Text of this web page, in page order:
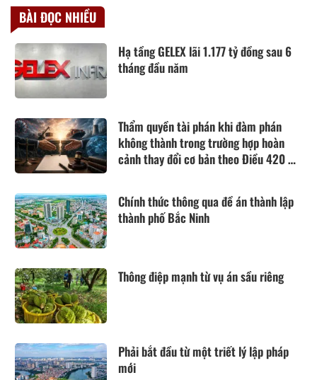
BÀI ĐỌC NHIỀU
Hạ tầng GELEX lãi 1.177 tỷ đồng sau 6
tháng đầu năm
Thẩm quyền tài phán khi đàm phán
không thành trong trường hợp hoàn
cảnh thay đổi cơ bản theo Điều 420 Bộ
Chính thức thông qua đề án thành lập
thành phố Bắc Ninh
Thông điệp mạnh từ vụ án sầu riêng
Phải bắt đầu từ một triết lý lập pháp
mới